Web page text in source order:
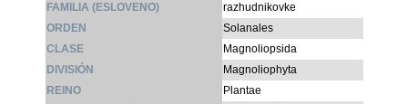
FAMILIA (ESLOVENO)
razhudnikovke
ORDEN
Solanales
CLASE
Magnoliopsida
DIVISIÓN
Magnoliophyta
REINO
Plantae